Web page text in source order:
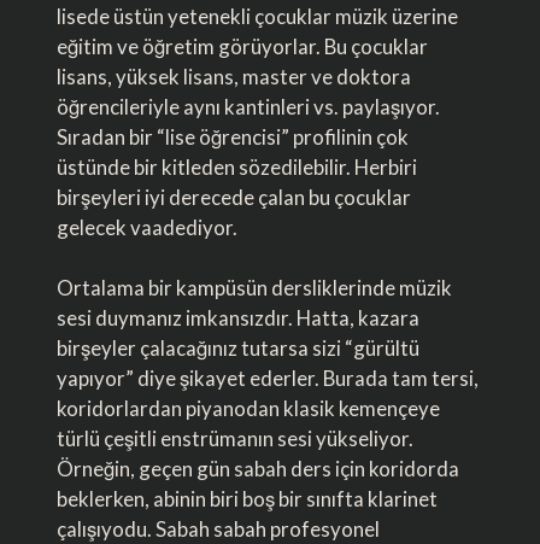
lisede üstün yetenekli çocuklar müzik üzerine
eğitim ve öğretim görüyorlar. Bu çocuklar
lisans, yüksek lisans, master ve doktora
öğrencileriyle aynı kantinleri vs. paylaşıyor.
Sıradan bir “lise öğrencisi” profilinin çok
üstünde bir kitleden sözedilebilir. Herbiri
birşeyleri iyi derecede çalan bu çocuklar
gelecek vaadediyor.
Ortalama bir kampüsün dersliklerinde müzik
sesi duymanız imkansızdır. Hatta, kazara
birşeyler çalacağınız tutarsa sizi “gürültü
yapıyor” diye şikayet ederler. Burada tam tersi,
koridorlardan piyanodan klasik kemençeye
türlü çeşitli enstrümanın sesi yükseliyor.
Örneğin, geçen gün sabah ders için koridorda
beklerken, abinin biri boş bir sınıfta klarinet
çalışıyodu. Sabah sabah profesyonel